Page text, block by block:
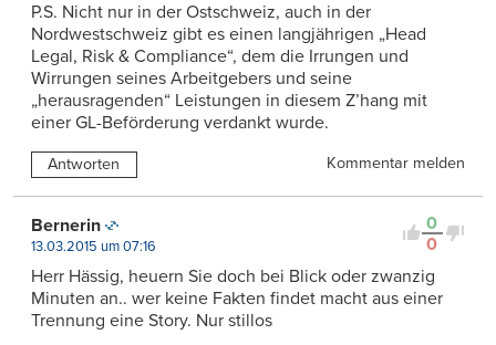
P.S. Nicht nur in der Ostschweiz, auch in der
Nordwestschweiz gibt es einen langjährigen „Head
Legal, Risk & Compliance“, dem die Irrungen und
Wirrungen seines Arbeitgebers und seine
„herausragenden“ Leistungen in diesem Z’hang mit
einer GL-Beförderung verdankt wurde.
Antworten Kommentar melden
0
0
Bernerin
13.03.2015 um 07:16
Herr Hässig, heuern Sie doch bei Blick oder zwanzig
Minuten an.. wer keine Fakten findet macht aus einer
Trennung eine Story. Nur stillos